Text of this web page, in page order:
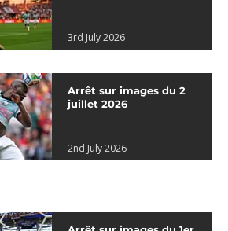
3rd July 2026
Arrêt sur images du 2
juillet 2026
2nd July 2026